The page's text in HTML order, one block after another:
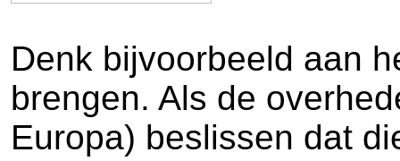
Denk bijvoorbeeld aan
brengen. Als de
Europa) beslissen dat